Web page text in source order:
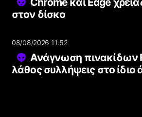
στον δίσκο
08/08/2026 11:52
Ανάγνωση πινακίδων
λάθος συλλήψεις στο ίδιο